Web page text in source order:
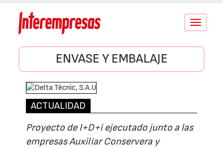
Conmutar
ENVASE Y EMBALAJE
ACTUALIDAD
Proyecto de I+D+i ejecutado junto a las
empresas Auxiliar Conservera y